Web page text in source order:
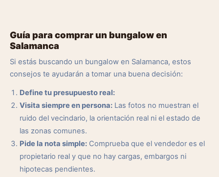
Guía para comprar un bungalow en
Salamanca
Si estás buscando un bungalow en Salamanca, estos
consejos te ayudarán a tomar una buena decisión:
Define tu presupuesto real:
Visita siempre en persona: Las fotos no muestran el
ruido del vecindario, la orientación real ni el estado de
las zonas comunes.
Pide la nota simple: Comprueba que el vendedor es el
propietario real y que no hay cargas, embargos ni
hipotecas pendientes.